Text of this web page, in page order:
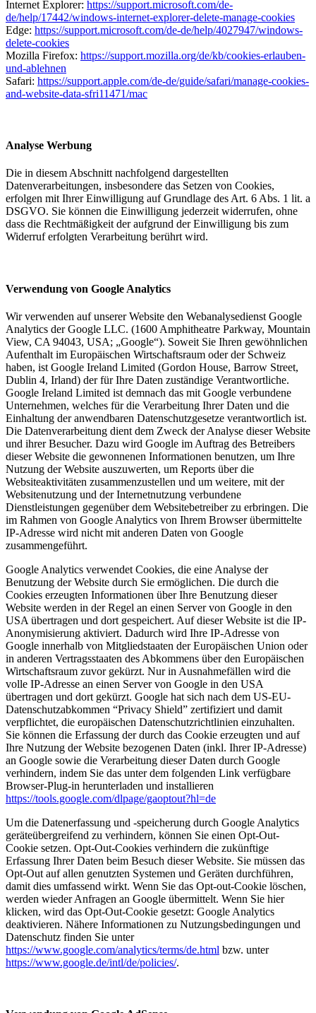
Internet Explorer: https://support.microsoft.com/de-
de/help/17442/windows-internet-explorer-delete-manage-cookies
Edge: https://support.microsoft.com/de-de/help/4027947/windows-
delete-cookies
Mozilla Firefox: https://support.mozilla.org/de/kb/cookies-erlauben-
und-ablehnen
Safari: https://support.apple.com/de-de/guide/safari/manage-cookies-
and-website-data-sfri11471/mac
Analyse Werbung
Die in diesem Abschnitt nachfolgend dargestellten
Datenverarbeitungen, insbesondere das Setzen von Cookies,
erfolgen mit Ihrer Einwilligung auf Grundlage des Art. 6 Abs. 1 lit. a
DSGVO. Sie können die Einwilligung jederzeit widerrufen, ohne
dass die Rechtmäßigkeit der aufgrund der Einwilligung bis zum
Widerruf erfolgten Verarbeitung berührt wird.
Verwendung von Google Analytics
Wir verwenden auf unserer Website den Webanalysedienst Google
Analytics der Google LLC. (1600 Amphitheatre Parkway, Mountain
View, CA 94043, USA; „Google“). Soweit Sie Ihren gewöhnlichen
Aufenthalt im Europäischen Wirtschaftsraum oder der Schweiz
haben, ist Google Ireland Limited (Gordon House, Barrow Street,
Dublin 4, Irland) der für Ihre Daten zuständige Verantwortliche.
Google Ireland Limited ist demnach das mit Google verbundene
Unternehmen, welches für die Verarbeitung Ihrer Daten und die
Einhaltung der anwendbaren Datenschutzgesetze verantwortlich ist.
Die Datenverarbeitung dient dem Zweck der Analyse dieser Website
und ihrer Besucher. Dazu wird Google im Auftrag des Betreibers
dieser Website die gewonnenen Informationen benutzen, um Ihre
Nutzung der Website auszuwerten, um Reports über die
Websiteaktivitäten zusammenzustellen und um weitere, mit der
Websitenutzung und der Internetnutzung verbundene
Dienstleistungen gegenüber dem Websitebetreiber zu erbringen. Die
im Rahmen von Google Analytics von Ihrem Browser übermittelte
IP-Adresse wird nicht mit anderen Daten von Google
zusammengeführt.
Google Analytics verwendet Cookies, die eine Analyse der
Benutzung der Website durch Sie ermöglichen. Die durch die
Cookies erzeugten Informationen über Ihre Benutzung dieser
Website werden in der Regel an einen Server von Google in den
USA übertragen und dort gespeichert. Auf dieser Website ist die IP-
Anonymisierung aktiviert. Dadurch wird Ihre IP-Adresse von
Google innerhalb von Mitgliedstaaten der Europäischen Union oder
in anderen Vertragsstaaten des Abkommens über den Europäischen
Wirtschaftsraum zuvor gekürzt. Nur in Ausnahmefällen wird die
volle IP-Adresse an einen Server von Google in den USA
übertragen und dort gekürzt. Google hat sich nach dem US-EU-
Datenschutzabkommen “Privacy Shield” zertifiziert und damit
verpflichtet, die europäischen Datenschutzrichtlinien einzuhalten.
Sie können die Erfassung der durch das Cookie erzeugten und auf
Ihre Nutzung der Website bezogenen Daten (inkl. Ihrer IP-Adresse)
an Google sowie die Verarbeitung dieser Daten durch Google
verhindern, indem Sie das unter dem folgenden Link verfügbare
Browser-Plug-in herunterladen und installieren
https://tools.google.com/dlpage/gaoptout?hl=de
Um die Datenerfassung und -speicherung durch Google Analytics
geräteübergreifend zu verhindern, können Sie einen Opt-Out-
Cookie setzen. Opt-Out-Cookies verhindern die zukünftige
Erfassung Ihrer Daten beim Besuch dieser Website. Sie müssen das
Opt-Out auf allen genutzten Systemen und Geräten durchführen,
damit dies umfassend wirkt. Wenn Sie das Opt-out-Cookie löschen,
werden wieder Anfragen an Google übermittelt. Wenn Sie hier
klicken, wird das Opt-Out-Cookie gesetzt: Google Analytics
deaktivieren. Nähere Informationen zu Nutzungsbedingungen und
Datenschutz finden Sie unter
https://www.google.com/analytics/terms/de.html bzw. unter
https://www.google.de/intl/de/policies/.